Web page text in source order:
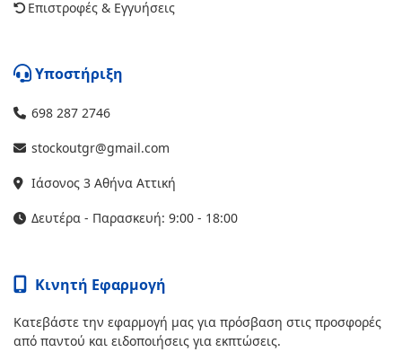
Επιστροφές & Εγγυήσεις
Υποστήριξη
698 287 2746
stockoutgr@gmail.com
Ιάσονος 3 Αθήνα Αττική
Δευτέρα - Παρασκευή: 9:00 - 18:00
Κινητή Εφαρμογή
Κατεβάστε την εφαρμογή μας για πρόσβαση στις προσφορές
από παντού και ειδοποιήσεις για εκπτώσεις.